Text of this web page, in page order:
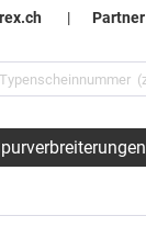
| Partner